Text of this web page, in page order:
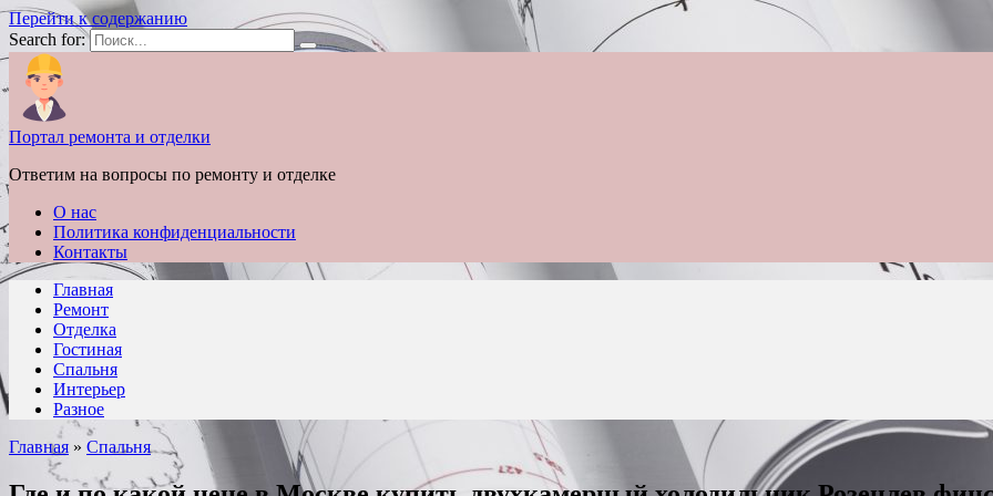
Перейти к содержанию
Search for:
Портал ремонта и отделки
Ответим на вопросы по ремонту и отделке
О нас
Политика конфиденциальности
Контакты
Главная
Ремонт
Отделка
Гостиная
Спальня
Интерьер
Разное
Главная » Спальня